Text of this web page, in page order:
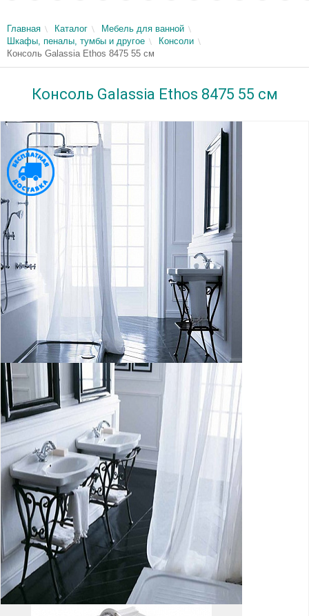
Главная Каталог
Мебель для ванной
Шкафы, пеналы, тумбы и другое
Консоли
Консоль Galassia Ethos 8475 55 см
Консоль Galassia Ethos 8475 55 см